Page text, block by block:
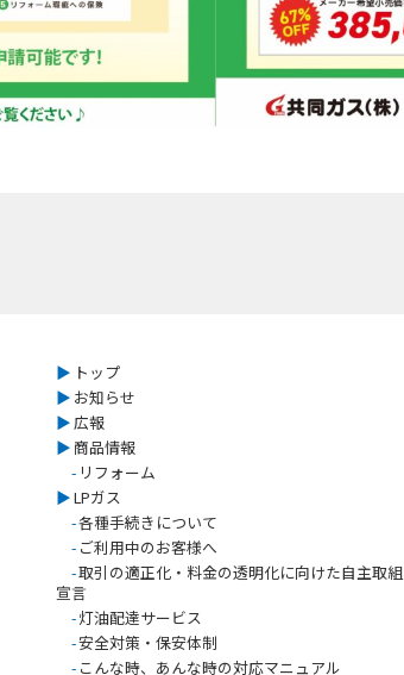
▶︎ トップ
▶︎ お知らせ
▶︎広報
▶︎ 商品情報
- リフォーム
▶︎LPガス
-各種手続きについて
- ご利用中のお客様へ
-取引の適正化・料金の透明化に向けた自主取組
宣言
-灯油配達サービス
-安全対策・保安体制
- こんな時、あんな時の対応マニュアル